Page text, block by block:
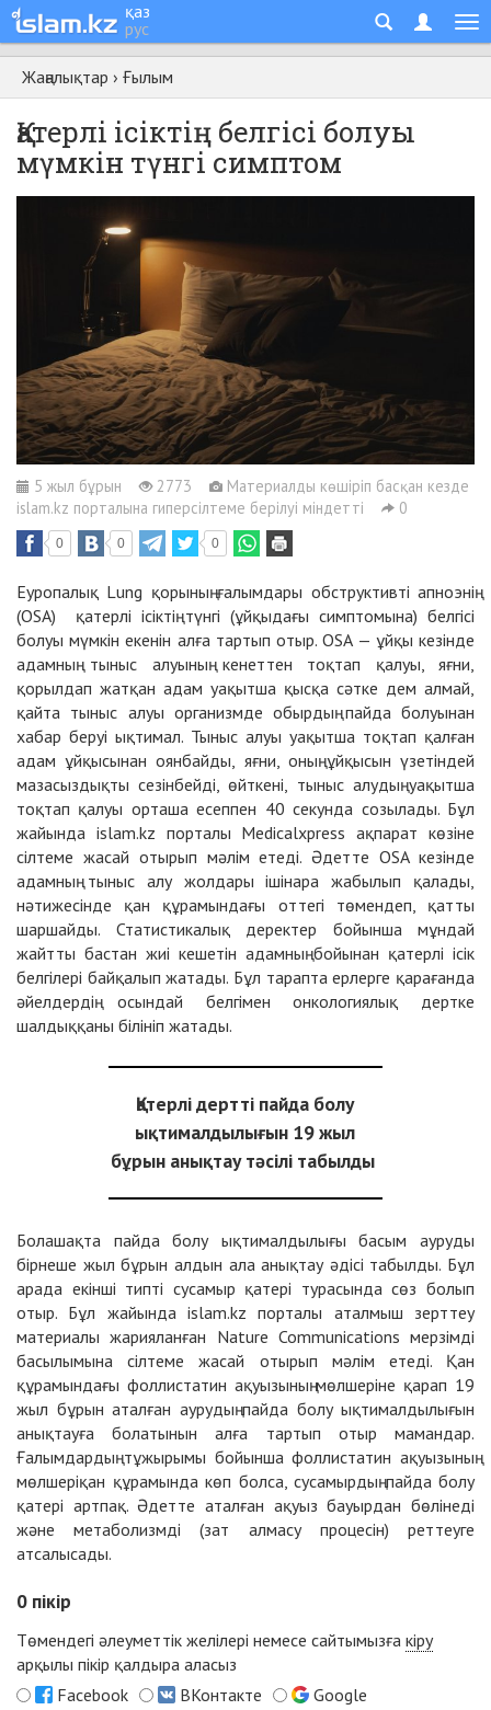
қаз
рус
Жаңалықтар › Ғылым
Қатерлі ісіктің белгісі болуы
мүмкін түнгі симптом
5 жыл бұрын 2773
Материалды көшіріп басқан кезде
islam.kz порталына гиперсілтеме берілуі міндетті
0
0 0 0
Еуропалық Lung қорының ғалымдары обструктивті апноэнің
(OSA) қатерлі ісіктің түнгі (ұйқыдағы симптомына) белгісі
болуы мүмкін екенін алға тартып отыр. OSA — ұйқы кезінде
адамның тыныс алуының кенеттен тоқтап қалуы, яғни,
қорылдап жатқан адам уақытша қысқа сәтке дем алмай,
қайта тыныс алуы организмде обырдың пайда болуынан
хабар беруі ықтимал. Тыныс алуы уақытша тоқтап қалған
адам ұйқысынан оянбайды, яғни, оның ұйқысын үзетіндей
мазасыздықты сезінбейді, өйткені, тыныс алудың уақытша
тоқтап қалуы орташа есеппен 40 секунда созылады. Бұл
жайында islam.kz порталы Medicalxpress ақпарат көзіне
сілтеме жасай отырып мәлім етеді. Әдетте OSA кезінде
адамның тыныс алу жолдары ішінара жабылып қалады,
нәтижесінде қан құрамындағы оттегі төмендеп, қатты
шаршайды. Статистикалық деректер бойынша мұндай
жайтты бастан жиі кешетін адамның бойынан қатерлі ісік
белгілері байқалып жатады. Бұл тарапта ерлерге қарағанда
әйелдердің осындай белгімен онкологиялық дертке
шалдыққаны білініп жатады.
Қатерлі дертті пайда болу
ықтималдылығын 19 жыл
бұрын анықтау тәсілі табылды
Болашақта пайда болу ықтималдылығы басым ауруды
бірнеше жыл бұрын алдын ала анықтау әдісі табылды. Бұл
арада екінші типті сусамыр қатері турасында сөз болып
отыр. Бұл жайында islam.kz порталы аталмыш зерттеу
материалы жарияланған Nature Communications мерзімді
басылымына сілтеме жасай отырып мәлім етеді. Қан
құрамындағы фоллистатин ақуызының мөлшеріне қарап 19
жыл бұрын аталған аурудың пайда болу ықтималдылығын
анықтауға болатынын алға тартып отыр мамандар.
Ғалымдардың тұжырымы бойынша фоллистатин ақуызының
мөлшеріқан құрамында көп болса, сусамырдың пайда болу
қатері артпақ. Әдетте аталған ақуыз бауырдан бөлінеді
және метаболизмді (зат алмасу процесін) реттеуге
атсалысады.
0 пікір
Төмендегі әлеуметтік желілері немесе сайтымызға кіру
арқылы пікір қалдыра аласыз
Facebook
ВКонтакте
Google